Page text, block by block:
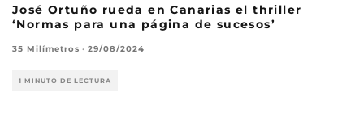
José Ortuño rueda en Canarias el thriller
‘Normas para una página de sucesos’
35 Milímetros · 29/08/2024
1 MINUTO DE LECTURA